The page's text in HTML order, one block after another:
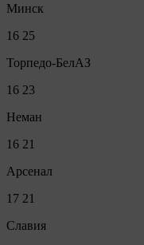
Минск
16 25
Торпедо-БелАЗ
16 23
Неман
16 21
Арсенал
17 21
Славия